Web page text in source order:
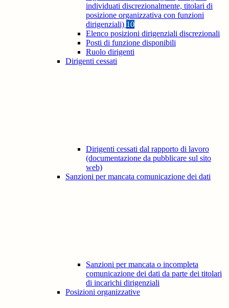
individuati discrezionalmente, titolari di
posizione organizzativa con funzioni
dirigenziali) 10
Elenco posizioni dirigenziali discrezionali
Posti di funzione disponibili
Ruolo dirigenti
Dirigenti cessati
Dirigenti cessati dal rapporto di lavoro
(documentazione da pubblicare sul sito
web)
Sanzioni per mancata comunicazione dei dati
Sanzioni per mancata o incompleta
comunicazione dei dati da parte dei titolari
di incarichi dirigenziali
Posizioni organizzative